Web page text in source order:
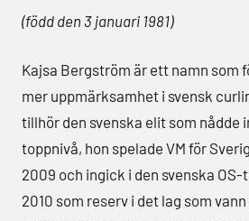
(född den 3 januari 1981)
Kajsa Bergström är ett namn som
mer uppmärksamhet i svensk
tillhör den svenska elit som nådde
toppnivå, hon spelade VM för
2009 och ingick i den svenska
2010 som reserv i det lag som